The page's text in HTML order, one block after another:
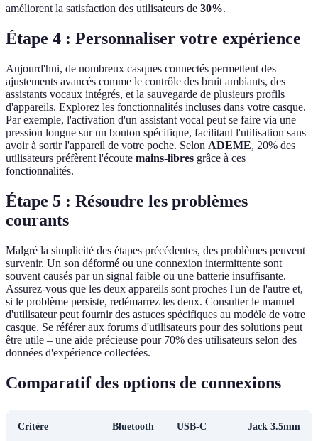
améliorent la satisfaction des utilisateurs de 30%.
Étape 4 : Personnaliser votre expérience
Aujourd'hui, de nombreux casques connectés permettent des
ajustements avancés comme le contrôle des bruit ambiants, des
assistants vocaux intégrés, et la sauvegarde de plusieurs profils
d'appareils. Explorez les fonctionnalités incluses dans votre casque.
Par exemple, l'activation d'un assistant vocal peut se faire via une
pression longue sur un bouton spécifique, facilitant l'utilisation sans
avoir à sortir l'appareil de votre poche. Selon ADEME, 20% des
utilisateurs préfèrent l'écoute mains-libres grâce à ces
fonctionnalités.
Étape 5 : Résoudre les problèmes
courants
Malgré la simplicité des étapes précédentes, des problèmes peuvent
survenir. Un son déformé ou une connexion intermittente sont
souvent causés par un signal faible ou une batterie insuffisante.
Assurez-vous que les deux appareils sont proches l'un de l'autre et,
si le problème persiste, redémarrez les deux. Consulter le manuel
d'utilisateur peut fournir des astuces spécifiques au modèle de votre
casque. Se référer aux forums d'utilisateurs pour des solutions peut
être utile – une aide précieuse pour 70% des utilisateurs selon des
données d'expérience collectées.
Comparatif des options de connexions
Critère Bluetooth USB-C Jack 3.5mm